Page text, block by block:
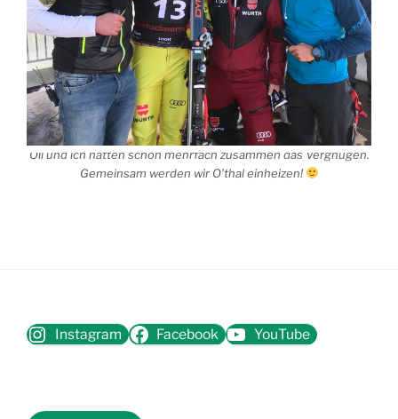
Oli und ich hatten schon mehrfach zusammen das Vergnügen.
Gemeinsam werden wir O’thal einheizen!
Instagram Facebook YouTube